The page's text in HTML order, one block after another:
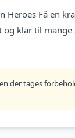
Heroes Få en
klar til
der tages